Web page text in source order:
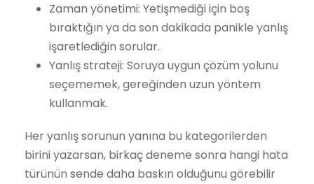
Zaman yönetimi: Yetişmediği için boş
bıraktığın ya da son dakikada panikle yanlış
işaretlediğin sorular.
Yanlış strateji: Soruya uygun çözüm yolunu
seçememek, gereğinden uzun yöntem
kullanmak.
Her yanlış sorunun yanına bu kategorilerden
birini yazarsan, birkaç deneme sonra hangi hata
türünün sende daha baskın olduğunu görebilir